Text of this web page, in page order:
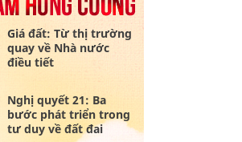
Giá đất: Từ thị trường
quay về Nhà nước
điều tiết
Nghị quyết 21: Ba
bước phát triển trong
tư duy về đất đai